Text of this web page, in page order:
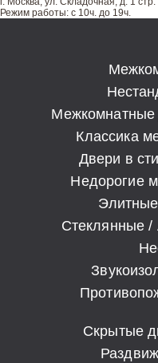
Режим работы: с 10ч. до 19ч.
Межкомнатные
Классика
Двери в
Недорогие
Стеклянные
Скрытые